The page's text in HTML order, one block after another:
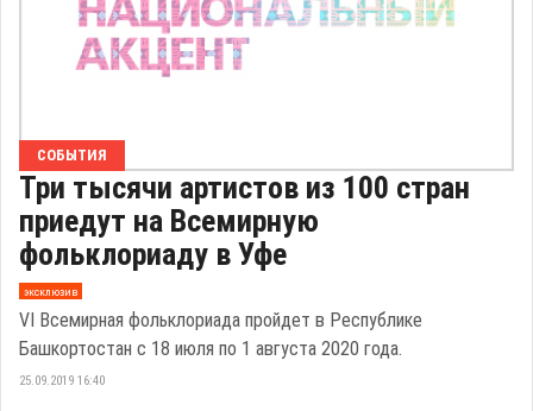
СОБЫТИЯ
Три тысячи артистов из 100 стран
приедут на Всемирную
фольклориаду в Уфе
эксклюзив
VI Всемирная фольклориада пройдет в Республике
Башкортостан с 18 июля по 1 августа 2020 года.
25.09.2019 16:40